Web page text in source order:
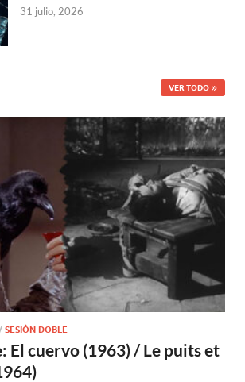
31 julio, 2026
VER TODO
SESIÓN DOBLE
El cuervo (1963) / Le puits et